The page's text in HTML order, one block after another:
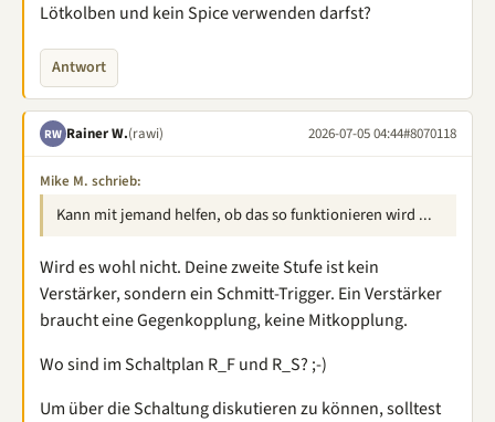
Lötkolben und kein Spice verwenden darfst?
Antwort
RW Rainer W.(rawi) 2026-07-05 04:44#8070118
Mike M. schrieb:
Kann mit jemand helfen, ob das so funktionieren wird ...
Wird es wohl nicht. Deine zweite Stufe ist kein
Verstärker, sondern ein Schmitt-Trigger. Ein Verstärker
braucht eine Gegenkopplung, keine Mitkopplung.
Wo sind im Schaltplan R_F und R_S? ;-)
Um über die Schaltung diskutieren zu können, solltest